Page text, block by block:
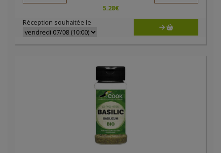
5.28€
Réception souhaitée le